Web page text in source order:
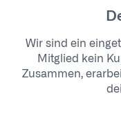
Wir sind ein
Mitglied kein
Zusammen,